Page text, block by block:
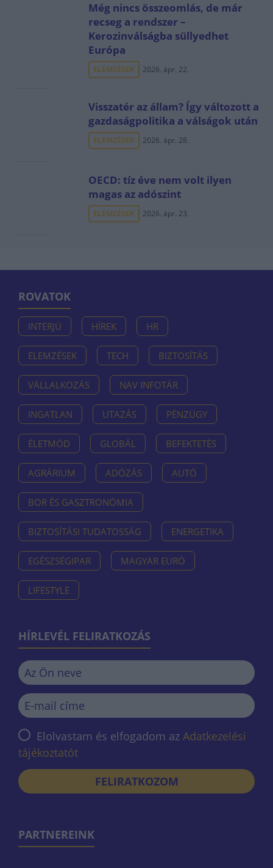
Még nincs összeomlás, de már
recseg a rendszer –
Kerozinválságba süllyedhet
Európa
ELEMZÉSEK 2026. ápr. 22.
Visszatér az állam? Így változott a
gazdaságpolitika a válságok után
ELEMZÉSEK 2026. ápr. 28.
OECD: tíz éve nem volt ilyen
magas az adószint
ELEMZÉSEK 2026. ápr. 23.
ROVATOK
INTERJÚ HÍREK HR
ELEMZÉSEK TECH BIZTOSÍTÁS
VÁLLALKOZÁS NAV INFOTÁR
INGATLAN UTAZÁS PÉNZÜGY
ÉLETMÓD GLOBÁL BEFEKTETÉS
AGRÁRIUM ADÓZÁS AUTÓ
BOR ÉS GASZTRONÓMIA
BIZTOSÍTÁSI TUDATOSSÁG ENERGETIKA
EGÉSZSÉGIPAR MAGYAR EURÓ
LIFESTYLE
HÍRLEVÉL FELIRATKOZÁS
Elolvastam és elfogadom az Adatkezelési
tájékoztatót
FELIRATKOZOM
PARTNEREINK